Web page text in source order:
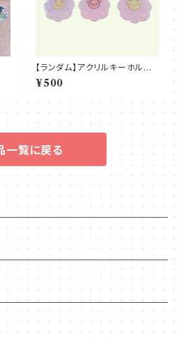
【ランダム】アクリルキーホルダ
ー
¥500
一覧に戻る